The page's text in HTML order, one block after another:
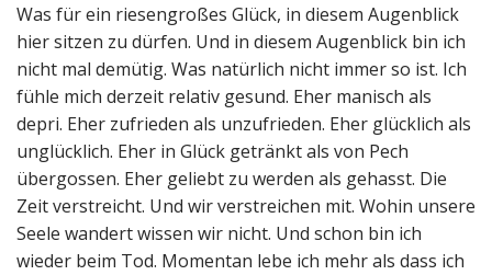
Was für ein riesengroßes Glück, in diesem Augenblick
hier sitzen zu dürfen. Und in diesem Augenblick bin ich
nicht mal demütig. Was natürlich nicht immer so ist. Ich
fühle mich derzeit relativ gesund. Eher manisch als
depri. Eher zufrieden als unzufrieden. Eher glücklich als
unglücklich. Eher in Glück getränkt als von Pech
übergossen. Eher geliebt zu werden als gehasst. Die
Zeit verstreicht. Und wir verstreichen mit. Wohin unsere
Seele wandert wissen wir nicht. Und schon bin ich
wieder beim Tod. Momentan lebe ich mehr als dass ich